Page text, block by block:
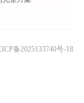
ICP备2025133740号-18